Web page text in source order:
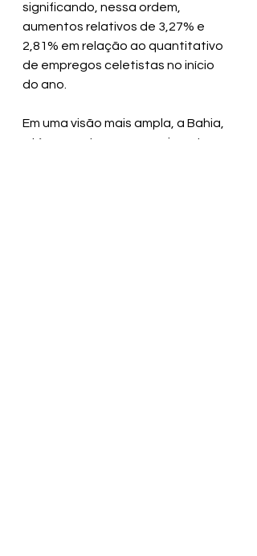
significando, nessa ordem,
aumentos relativos de 3,27% e
2,81% em relação ao quantitativo
de empregos celetistas no início
do ano.
Em uma visão mais ampla, a Bahia,
até agora, tem um crescimento